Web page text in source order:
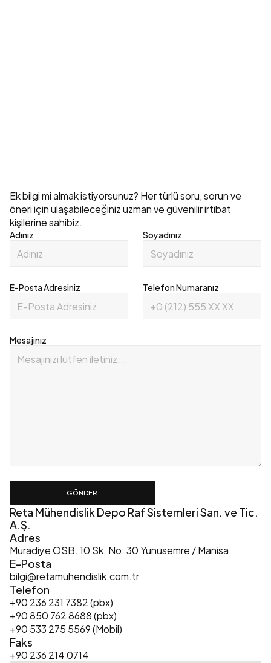
Ek bilgi mi almak istiyorsunuz? Her türlü soru, sorun ve
öneri için ulaşabileceğiniz uzman ve güvenilir irtibat
kişilerine sahibiz.
Adınız Soyadınız
E-Posta Adresiniz Telefon Numaranız
Mesajınız
GÖNDER
Reta Mühendislik Depo Raf Sistemleri San. ve Tic.
A.Ş.
Adres
Muradiye OSB. 10 Sk. No: 30 Yunusemre / Manisa
E-Posta
bilgi@retamuhendislik.com.tr
Telefon
+90 236 231 7382 (pbx)
+90 850 762 8688 (pbx)
+90 533 275 5569 (Mobil)
Faks
+90 236 214 0714